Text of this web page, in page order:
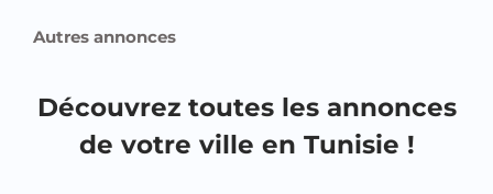
Autres annonces
Découvrez toutes les annonces
de votre ville en Tunisie !